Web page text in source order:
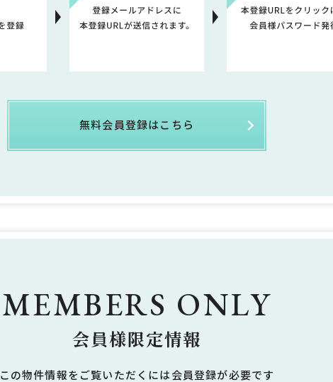
無料会員登録はこちら
MEMBERS ONLY
会員様限定情報
この物件情報をご覧いただくには会員登録が必要です